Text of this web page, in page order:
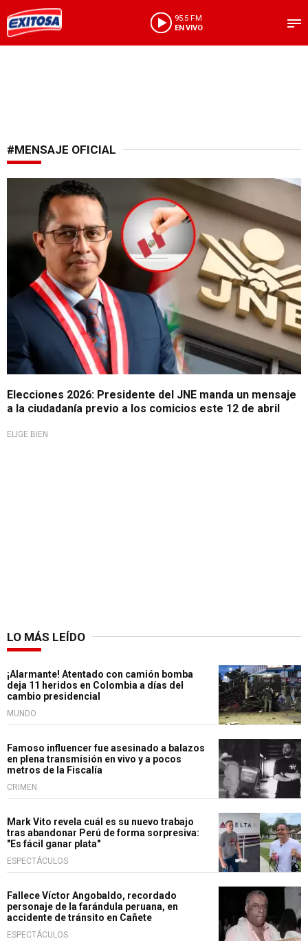
95.5 FM
EN VIVO
#MENSAJE OFICIAL
Pronunciamiento oficial
Elecciones 2026: Presidente del JNE manda un mensaje
a la ciudadanía previo a los comicios este 12 de abril
ELIGE BIEN
LO MÁS LEÍDO
¡Alarmante! Atentado con camión bomba
deja 11 heridos en Colombia a días del
cambio presidencial
MUNDO
Famoso influencer fue asesinado a balazos
en plena transmisión en vivo y a pocos
metros de la Fiscalía
CRIMEN
Mark Vito revela cuál es su nuevo trabajo
tras abandonar Perú de forma sorpresiva:
"Es fácil ganar plata"
ESPECTÁCULOS
Fallece Víctor Angobaldo, recordado
personaje de la farándula peruana, en
accidente de tránsito en Cañete
ESPECTÁCULOS